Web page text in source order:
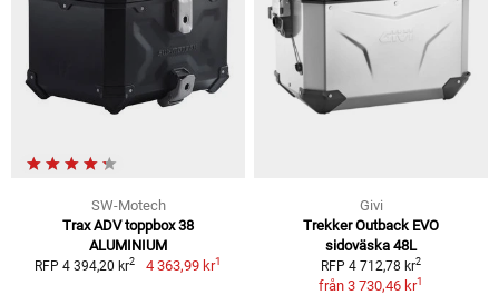
SW-Motech
Trax ADV toppbox 38
ALUMINIUM
RFP 4 394,20 kr2 4 363,99 kr1
Givi
Trekker Outback EVO
sidoväska 48L
RFP 4 712,78 kr2
från 3 730,46 kr1